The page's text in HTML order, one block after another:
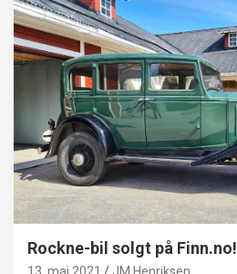
Rockne-bil solgt på Finn.no!